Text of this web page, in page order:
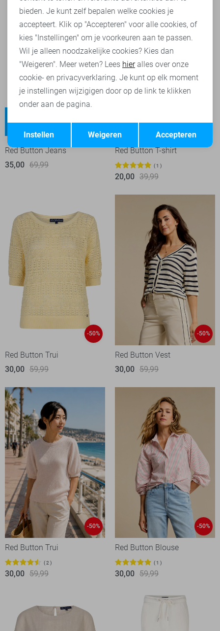
Red Button Jeans
35,00 69,99
Red Button T-shirt
1
20,00 39,99
-50%
Red Button Trui
30,00 59,99
-50%
Red Button Vest
30,00 59,99
-50%
Red Button Trui
2
30,00 59,99
-50%
Red Button Blouse
1
30,00 59,99
Terug Opslaan
bieden. Je kunt zelf bepalen welke cookies je
accepteert. Klik op "Accepteren" voor alle cookies, of
kies "Instellingen" om je voorkeuren aan te passen.
Wil je alleen noodzakelijke cookies? Kies dan
"Weigeren". Meer weten? Lees hieralles over onze
cookie- en privacyverklaring. Je kunt op elk moment
je instellingen wijzigigen door op de link te klikken
onder aan de pagina.
Accepteren
Weigeren
Instellen